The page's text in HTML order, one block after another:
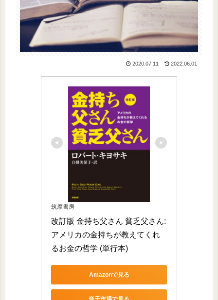
2020.07.11 2022.06.01
筑摩書房
改訂版 金持ち父さん 貧乏父さん:
アメリカの金持ちが教えてくれ
るお金の哲学 (単行本)
Amazonで見る